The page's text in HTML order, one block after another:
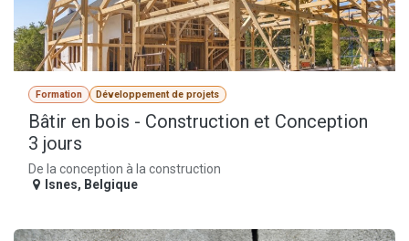
Formation Développement de projets
Bâtir en bois - Construction et Conception
3 jours
De la conception à la construction
Isnes, Belgique